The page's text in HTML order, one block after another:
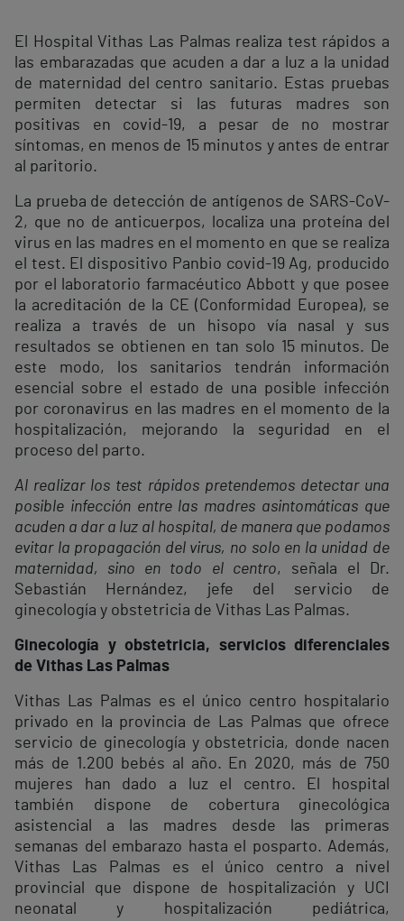
El Hospital Vithas Las Palmas realiza test rápidos a
las embarazadas que acuden a dar a luz a la unidad
de maternidad del centro sanitario. Estas pruebas
permiten detectar si las futuras madres son
positivas en covid-19, a pesar de no mostrar
síntomas, en menos de 15 minutos y antes de entrar
al paritorio.
La prueba de detección de antígenos de SARS-CoV-
2, que no de anticuerpos, localiza una proteína del
virus en las madres en el momento en que se realiza
el test. El dispositivo Panbio covid-19 Ag, producido
por el laboratorio farmacéutico Abbott y que posee
la acreditación de la CE (Conformidad Europea), se
realiza a través de un hisopo vía nasal y sus
resultados se obtienen en tan solo 15 minutos. De
este modo, los sanitarios tendrán información
esencial sobre el estado de una posible infección
por coronavirus en las madres en el momento de la
hospitalización, mejorando la seguridad en el
proceso del parto.
Al realizar los test rápidos pretendemos detectar una
posible infección entre las madres asintomáticas que
acuden a dar a luz al hospital, de manera que podamos
evitar la propagación del virus, no solo en la unidad de
maternidad, sino en todo el centro, señala el Dr.
Sebastián Hernández, jefe del servicio de
ginecología y obstetricia de Vithas Las Palmas.
Ginecología y obstetricia, servicios diferenciales
de Vithas Las Palmas
Vithas Las Palmas es el único centro hospitalario
privado en la provincia de Las Palmas que ofrece
servicio de ginecología y obstetricia, donde nacen
más de 1.200 bebés al año. En 2020, más de 750
mujeres han dado a luz el centro. El hospital
también dispone de cobertura ginecológica
asistencial a las madres desde las primeras
semanas del embarazo hasta el posparto. Además,
Vithas Las Palmas es el único centro a nivel
provincial que dispone de hospitalización y UCI
neonatal y hospitalización pediátrica,